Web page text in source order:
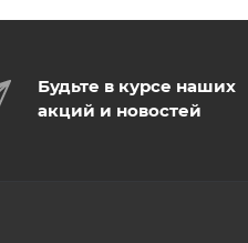
Будьте в курсе наших
акций и новостей